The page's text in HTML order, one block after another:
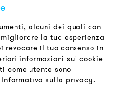
alcuni dei quali con
la tua esperienza
revocare il tuo consenso in
informazioni sui cookie
come utente sono
sulla privacy.